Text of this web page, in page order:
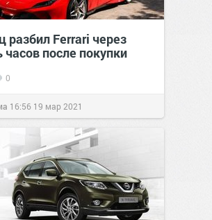
разбил Ferrari через
часов после покупки
0
16:56 19 мар 2021